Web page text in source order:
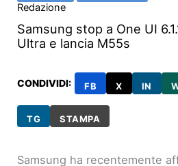
Redazione
Samsung stop a One UI
Ultra e lancia M55s
CONDIVIDI: FB X IN
TG STAMPA
Samsung ha recentemente